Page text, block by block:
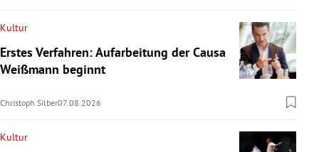
Kultur
Erstes Verfahren: Aufarbeitung der Causa
Weißmann beginnt
Christoph Silber07.08.2026
Kultur